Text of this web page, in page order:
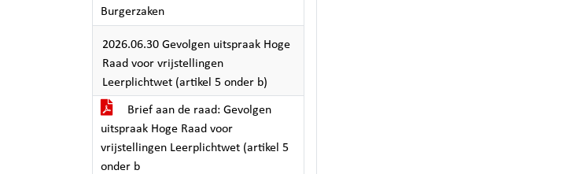
Burgerzaken
2026.06.30 Gevolgen uitspraak Hoge
Raad voor vrijstellingen
Leerplichtwet (artikel 5 onder b)
Brief aan de raad: Gevolgen
uitspraak Hoge Raad voor
vrijstellingen Leerplichtwet (artikel 5
onder b